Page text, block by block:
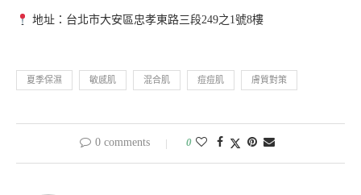
地址：台北市大安區忠孝東路三段249之1號8樓
夏季保濕 敏感肌 混合肌 痘痘肌 膚質對策
0 comments 0